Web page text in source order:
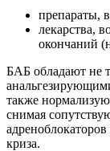
препараты,
лекарства,
окончаний
БАБ обладают не
также
снимая
криза.